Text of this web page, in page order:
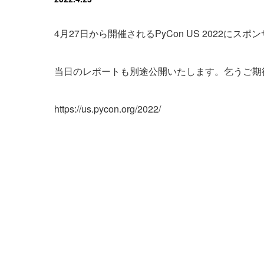
4月27日から開催されるPyCon US 2022にスポン
当日のレポートも別途公開いたします。乞うご期
https://us.pycon.org/2022/